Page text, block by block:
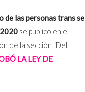
de las personas trans se
se publicó en el
de la sección “Del
LA LEY DE